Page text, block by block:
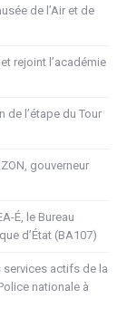
de l’Air et de
rejoint l’académie
de l’étape du Tour
gouverneur
É, le Bureau
d’État (BA107)
services actifs de la
nationale à